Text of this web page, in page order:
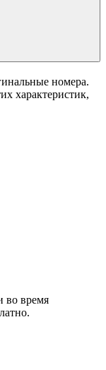
номера.
характеристик,
во время